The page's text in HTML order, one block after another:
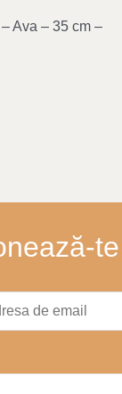
Ava – 35 cm –